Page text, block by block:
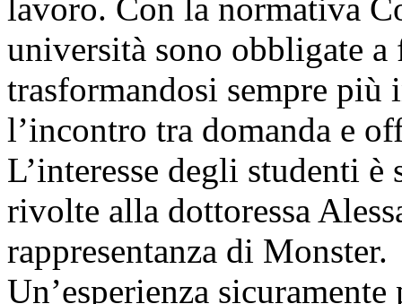
lavoro. Con la normativa
università sono obbligate
trasformandosi sempre
l’incontro tra domanda e
L’interesse degli studenti è
rivolte alla dottoressa
rappresentanza di Monster.
Un’esperienza